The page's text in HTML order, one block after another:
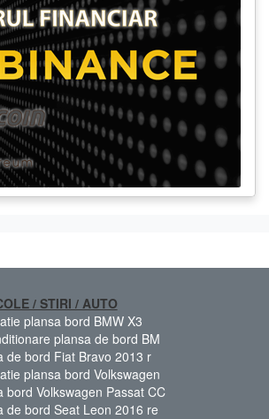
/ STIRI / AUTO
plansa bord BMW X3
plansa de bord BM
de bord Fiat Bravo 2013 r
plansa bord Volkswagen
bord Volkswagen Passat CC
de bord Seat Leon 2016 re